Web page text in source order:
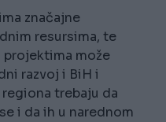
značajne
resursima, te
projektima može
razvoj i BiH i
trebaju da
i da ih u narednom